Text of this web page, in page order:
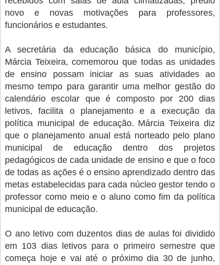
novo e novas motivações para professores,
funcionários e estudantes.
A secretária da educação básica do município,
Márcia Teixeira, comemorou que todas as unidades
de ensino possam iniciar as suas atividades ao
mesmo tempo para garantir uma melhor gestão do
calendário escolar que é composto por 200 dias
letivos, facilita o planejamento e a execução da
política municipal de educação. Márcia Teixeira diz
que o planejamento anual está norteado pelo plano
municipal de educação dentro dos projetos
pedagógicos de cada unidade de ensino e que o foco
de todas as ações é o ensino aprendizado dentro das
metas estabelecidas para cada núcleo gestor tendo o
professor como meio e o aluno como fim da política
municipal de educação.
O ano letivo com duzentos dias de aulas foi dividido
em 103 dias letivos para o primeiro semestre que
começa hoje e vai até o próximo dia 30 de junho,